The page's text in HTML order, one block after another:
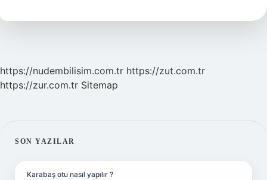
https://nudembilisim.com.tr https://zut.com.tr
https://zur.com.tr Sitemap
SIDEBAR
SON YAZILAR
Karabaş otu nasıl yapılır ?